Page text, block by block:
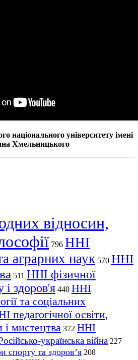
національного університету імені
Хмельницького
відносин,
796 ННІ
аграрних наук 570 ННІ
511 ННІ фізичної
і здоров'я 440 ННІ
та соціальних
педагогічної освіти,
і мистецтва 372 ННІ
українська війна 227
спорту та здоров’я 208